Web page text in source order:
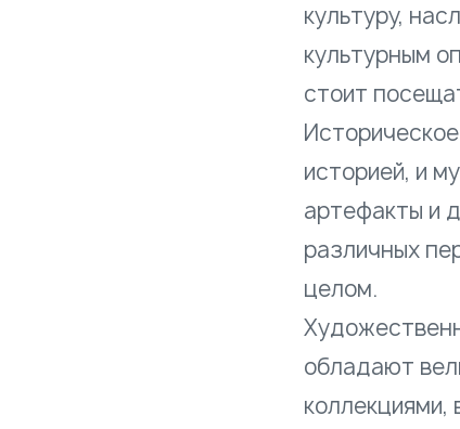
культуру,
культурным
стоит
историей, и
артефакты и
различных
целом.
обладают
коллекциями,